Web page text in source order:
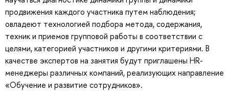
продвижения каждого участника путем наблюдения;
овладеют технологией подбора метода, содержания,
техник и приемов групповой работы в соответствии с
целями, категорией участников и другими критериями. В
качестве экспертов на занятия будут приглашены HR-
менеджеры различных компаний, реализующих направление
«Обучение и развитие сотрудников».